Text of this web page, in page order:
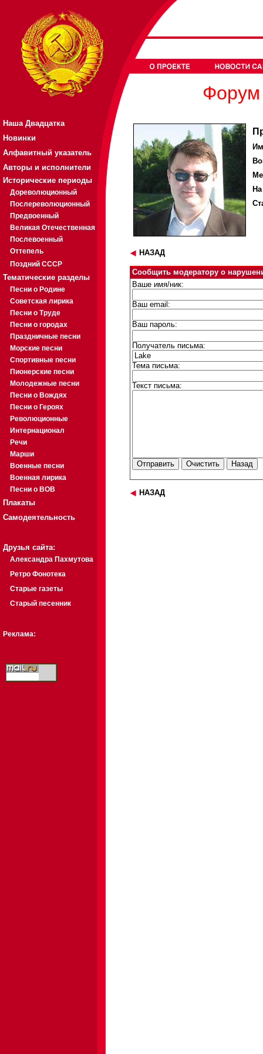
Наша Двадцатка
Новинки
Алфавитный указатель
Авторы и исполнители
Исторические периоды
Дореволюционный
Послереволюционный
Предвоенный
Великая Отечественная
Послевоенный
Оттепель
Поздний СССР
Тематические разделы
Песни о Родине
Советская лирика
Песни о Труде
Песни о городах
Праздничные песни
Морские песни
Спортивные песни
Пионерские песни
Молодежные песни
Песни о Вождях
Песни о Героях
Революционные
Интернационал
Речи
Марши
Военные песни
Военная лирика
Песни о ВОВ
Плакаты
Самодеятельность
Друзья сайта:
Александра Пахмутова
Ретро Фонотека
Старые газеты
Старый песенник
Реклама:
Форум
НАЗАД
Сообщить модератору о
Ваше имя/ник:
Ваш email:
Ваш пароль:
Получатель письма:
Тема письма:
Текст письма:
НАЗАД